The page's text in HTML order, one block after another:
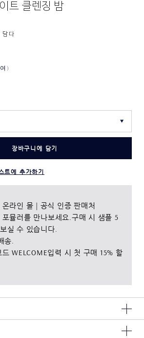
트 클렌징 밤
담다
장바구니에 담기
트에 추가하기
라인 몰 | 공식 인증 판매처
뮬러를 만나보세요.구매 시 샘플 5
실 수 있습니다.
송.
WELCOME입력 시 첫 구매 15% 할
담다